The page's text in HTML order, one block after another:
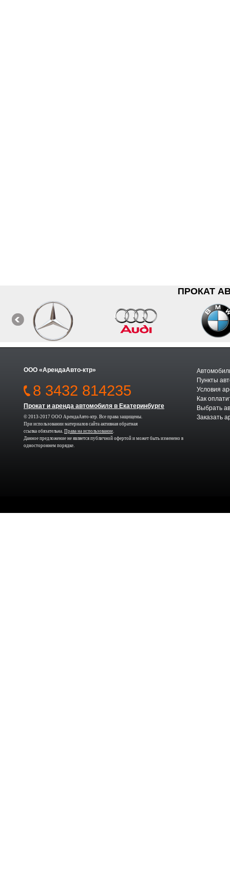
ПРОКАТ
ООО «АрендаАвто-ктр»
8 3432 814235
Прокат и аренда автомобиля в Екатеринбурге
© 2013-2017 ООО АрендаАвто-ктр. Все права защищены.
При использовании материалов сайта активная обратная
ссылка обязательна. Права на использование.
Данное предложение не является публичной офертой и может быть изменено в
одностороннем порядке.
Пункты
Условия
Как
Выбрать
Заказать